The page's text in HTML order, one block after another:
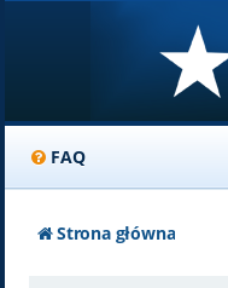
FAQ
Strona główna